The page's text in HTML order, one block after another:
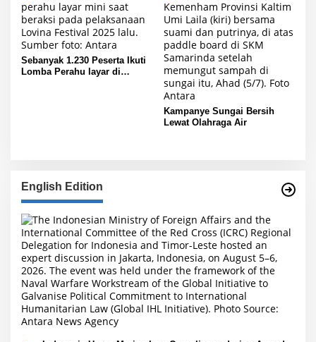
Sebanyak 1.230 Peserta Ikuti
Lomba Perahu layar di
Kampanye Sungai Bersih
Lewat Olahraga Air
English Edition